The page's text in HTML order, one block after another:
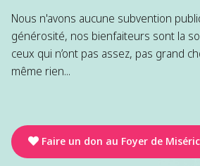
Nous n'avons aucune subvention
générosité, nos bienfaiteurs sont la
ceux qui n’ont pas assez, pas grand
même rien...
Faire un don au Foyer de